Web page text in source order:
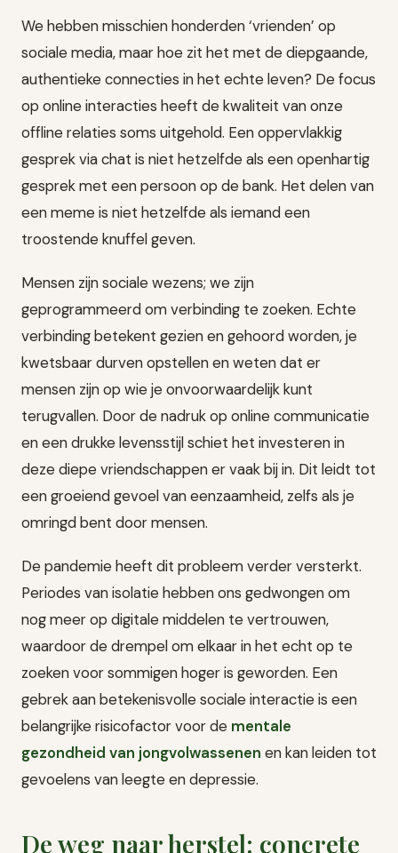
We hebben misschien honderden ‘vrienden’ op
sociale media, maar hoe zit het met de diepgaande,
authentieke connecties in het echte leven? De focus
op online interacties heeft de kwaliteit van onze
offline relaties soms uitgehold. Een oppervlakkig
gesprek via chat is niet hetzelfde als een openhartig
gesprek met een persoon op de bank. Het delen van
een meme is niet hetzelfde als iemand een
troostende knuffel geven.
Mensen zijn sociale wezens; we zijn
geprogrammeerd om verbinding te zoeken. Echte
verbinding betekent gezien en gehoord worden, je
kwetsbaar durven opstellen en weten dat er
mensen zijn op wie je onvoorwaardelijk kunt
terugvallen. Door de nadruk op online communicatie
en een drukke levensstijl schiet het investeren in
deze diepe vriendschappen er vaak bij in. Dit leidt tot
een groeiend gevoel van eenzaamheid, zelfs als je
omringd bent door mensen.
De pandemie heeft dit probleem verder versterkt.
Periodes van isolatie hebben ons gedwongen om
nog meer op digitale middelen te vertrouwen,
waardoor de drempel om elkaar in het echt op te
zoeken voor sommigen hoger is geworden. Een
gebrek aan betekenisvolle sociale interactie is een
belangrijke risicofactor voor de mentale
gezondheid van jongvolwassenen en kan leiden tot
gevoelens van leegte en depressie.
De weg naar herstel: concrete